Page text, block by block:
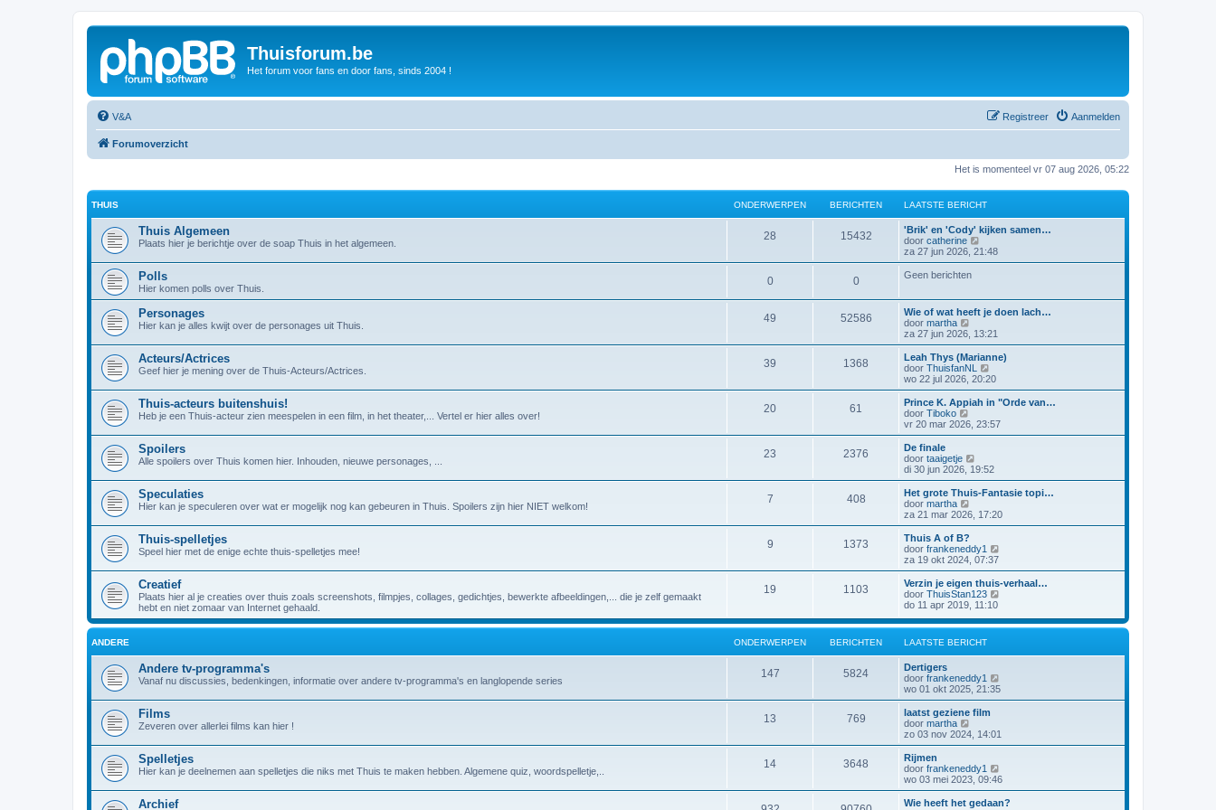
Thuisforum.be
Het forum voor fans en door fans, sinds 2004 !
V&A Aanmelden
Registreer
Forumoverzicht
Het is momenteel vr 07 aug 2026, 05:22
THUIS ONDERWERPEN BERICHTEN LAATSTE BERICHT
Thuis Algemeen
Plaats hier je berichtje over de soap Thuis in het algemeen.
28 15432
'Brik' en 'Cody' kijken samen…
door catherine
e
k
l
a
t
s
t
e
b
e
r
c
h
za 27 jun 2026, 21:48
Polls
Hier komen polls over Thuis.
0 0 Geen berichten
Personages
Hier kan je alles kwijt over de personages uit Thuis.
49 52586
Wie of wat heeft je doen lach…
door martha
e
k
i
j
k
a
a
t
s
b
e
r
i
h
t
za 27 jun 2026, 13:21
Acteurs/Actrices
Geef hier je mening over de Thuis-Acteurs/Actrices.
39 1368
Leah Thys (Marianne)
door ThuisfanNL
e
k
i
k
t
s
e
e
r
c
h
t
wo 22 jul 2026, 20:20
Thuis-acteurs buitenshuis!
Heb je een Thuis-acteur zien meespelen in een film, in het theater,... Vertel er hier alles over!
20 61
Prince K. Appiah in "Orde van…
door Tiboko
e
k
j
k
a
a
t
s
b
e
r
i
c
h
t
vr 20 mar 2026, 23:57
Spoilers
Alle spoilers over Thuis komen hier. Inhouden, nieuwe personages, ...
23 2376
De finale
door taaigetje
e
k
i
k
a
t
s
e
b
e
r
i
c
di 30 jun 2026, 19:52
Speculaties
Hier kan je speculeren over wat er mogelijk nog kan gebeuren in Thuis. Spoilers zijn hier NIET welkom!
7 408
Het grote Thuis-Fantasie topi…
door martha
e
k
j
k
l
a
t
s
t
e
b
e
i
c
h
t
za 21 mar 2026, 17:20
Thuis-spelletjes
Speel hier met de enige echte thuis-spelletjes mee!
9 1373
Thuis A of B?
door frankeneddy1
k
a
s
b
e
h
za 19 okt 2024, 07:37
Creatief
Plaats hier al je creaties over thuis zoals screenshots, filmpjes, collages, gedichtjes, bewerkte afbeeldingen,... die je zelf gemaakt
hebt en niet zomaar van Internet gehaald.
19 1103
Verzin je eigen thuis-verhaal…
door ThuisStan123
i
l
t
s
e
c
h
t
do 11 apr 2019, 11:10
ANDERE ONDERWERPEN BERICHTEN LAATSTE BERICHT
Andere tv-programma's
Vanaf nu discussies, bedenkingen, informatie over andere tv-programma's en langlopende series
147 5824
Dertigers
door frankeneddy1
e
k
t
s
e
wo 01 okt 2025, 21:35
Films
Zeveren over allerlei films kan hier !
13 769
laatst geziene film
door martha
e
k
j
k
zo 03 nov 2024, 14:01
Spelletjes
Hier kan je deelnemen aan spelletjes die niks met Thuis te maken hebben. Algemene quiz, woordspelletje,..
14 3648
Rijmen
door frankeneddy1
e
k
i
wo 03 mei 2023, 09:46
Archief
Wie heeft het gedaan?